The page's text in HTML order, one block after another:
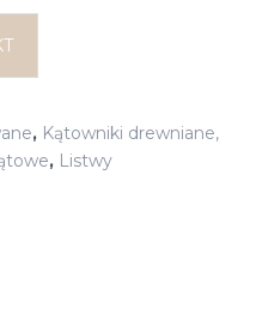
, Kątowniki drewniane,
, Listwy